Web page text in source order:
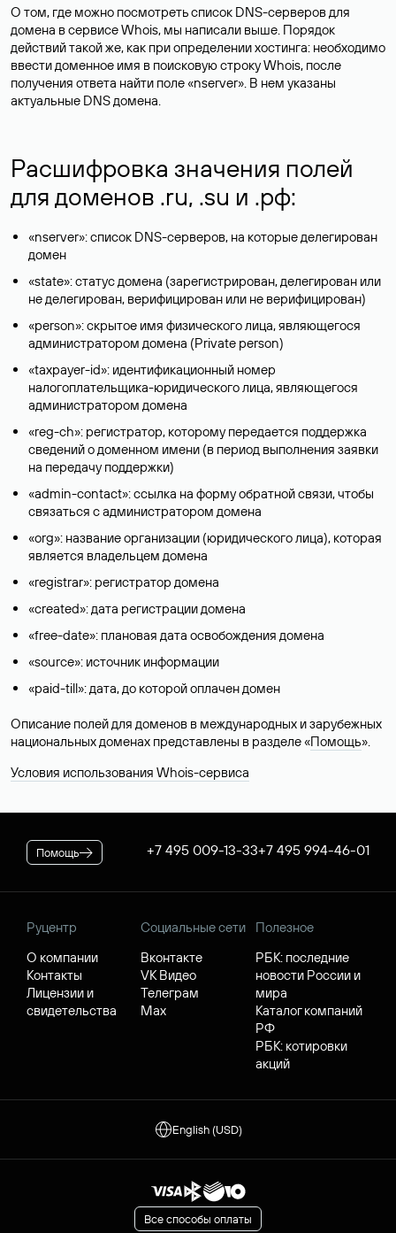
О том, где можно посмотреть список DNS-серверов для
домена в сервисе Whois, мы написали выше. Порядок
действий такой же, как при определении хостинга: необходимо
ввести доменное имя в поисковую строку Whois, после
получения ответа найти поле «nserver». В нем указаны
актуальные DNS домена.
Расшифровка значения полей
для доменов .ru, .su и .рф:
«nserver»: список DNS-серверов, на которые делегирован
домен
«state»: статус домена (зарегистрирован, делегирован или
не делегирован, верифицирован или не верифицирован)
«person»: скрытое имя физического лица, являющегося
администратором домена (Privatе person)
«taxpayer-id»: идентификационный номер
налогоплательщика-юридического лица, являющегося
администратором домена
«reg-ch»: регистратор, которому передается поддержка
сведений о доменном имени (в период выполнения заявки
на передачу поддержки)
«admin-contact»: ссылка на форму обратной связи, чтобы
связаться с администратором домена
«org»: название организации (юридического лица), которая
является владельцем домена
«registrar»: регистратор домена
«created»: дата регистрации домена
«free-date»: плановая дата освобождения домена
«source»: источник информации
«paid-till»: дата, до которой оплачен домен
Описание полей для доменов в международных и зарубежных
национальных доменах представлены в разделе «Помощь».
Условия использования Whois-сервиса
Помощь +7 495 009-13-33+7 495 994-46-01
Руцентр
О компании
Контакты
Лицензии и
свидетельства
Социальные сети
Вконтакте
VK Видео
Телеграм
Max
Полезное
РБК: последние
новости России и
мира
Каталог компаний
РФ
РБК: котировки
акций
English (USD)
Все способы оплаты